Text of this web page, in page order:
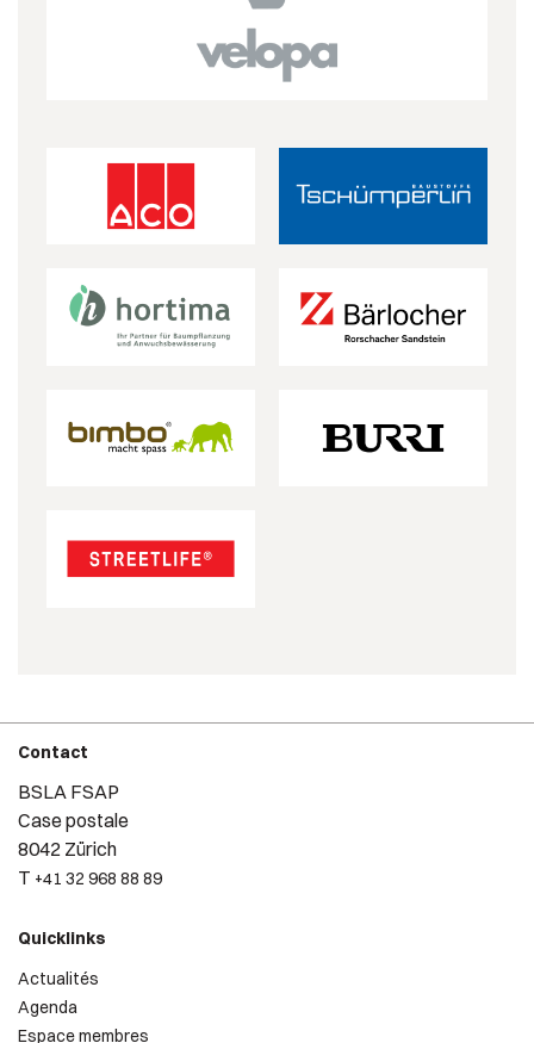
Contact
BSLA FSAP
Case postale
8042 Zürich
T +41 32 968 88 89
Quicklinks
Actualités
Agenda
Espace membres